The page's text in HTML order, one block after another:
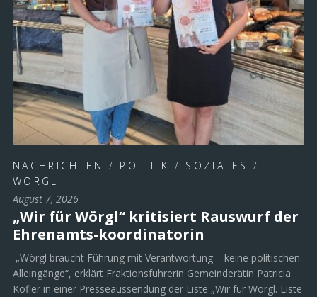
NACHRICHTEN / POLITIK / SOZIALES
/
WÖRGL
August 7, 2026
„Wir für Wörgl“ kritisiert Rauswurf der
Ehrenamts-koordinatorin
„Wörgl braucht Führung mit Verantwortung – keine politischen
Alleingänge“, erklärt Fraktionsführerin Gemeinderätin Patricia
Kofler in einer Presseaussendung der Liste „Wir für Wörgl. Liste